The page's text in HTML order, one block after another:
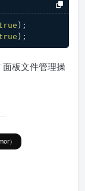
);
);
板文件管理操
）